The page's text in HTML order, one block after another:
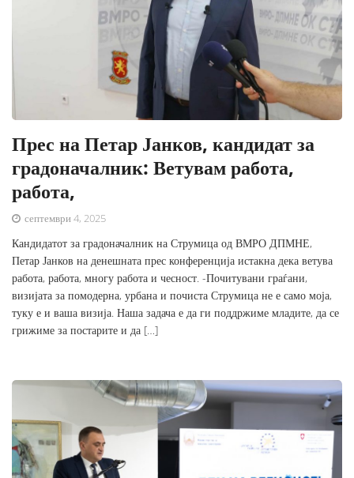
Прес на Петар Јанков, кандидат за
градоначалник: Ветувам работа,
работа,
септември 4, 2025
Кандидатот за градоначалник на Струмица од ВМРО ДПМНЕ,
Петар Јанков на денешната прес конференција истакна дека ветува
работа, работа, многу работа и чесност. -Почитувани граѓани,
визијата за помодерна, урбана и почиста Струмица не е само моја,
туку е и ваша визија. Наша задача е да ги поддржиме младите, да се
грижиме за постарите и да […]